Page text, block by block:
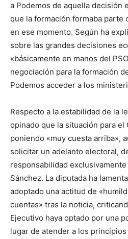
a Podemos de aquella decisión
que la formación formaba parte
en ese momento. Según ha
sobre las grandes decisiones
«básicamente en manos del
negociación para la formación
Podemos acceder a los
Respecto a la estabilidad de la
opinado que la situación para el
poniendo «muy cuesta arriba»,
solicitar un adelanto electoral,
responsabilidad
Sánchez. La diputada ha
adoptado una actitud de
cuentas» tras la noticia,
Ejecutivo haya optado por una
lugar de atender a los